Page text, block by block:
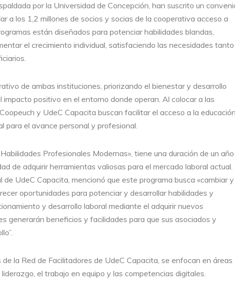
por la Universidad de Concepción, han suscrito un
a los 1,2 millones de socios y socias de la cooperativa acceso a
están diseñados para potenciar habilidades blandas,
el crecimiento individual, satisfaciendo las necesidades tanto
de ambas instituciones, priorizando el bienestar y desarrollo
positivo en el entorno donde operan. Al colocar a las
y UdeC Capacita buscan facilitar el acceso a la educación
para el avance personal y profesional.
Profesionales Modernas», tiene una duración de un año
de adquirir herramientas valiosas para el mercado laboral actual.
de UdeC Capacita, mencionó que este programa busca «cambiar y
oportunidades para potenciar y desarrollar habilidades y
y desarrollo laboral mediante el adquirir nuevos
generarán beneficios y facilidades para que sus asociados y
la Red de Facilitadores de UdeC Capacita, se enfocan en áreas
el trabajo en equipo y las competencias digitales.